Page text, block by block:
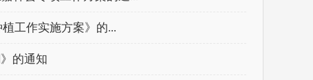
工作实施方案》的...
的通知